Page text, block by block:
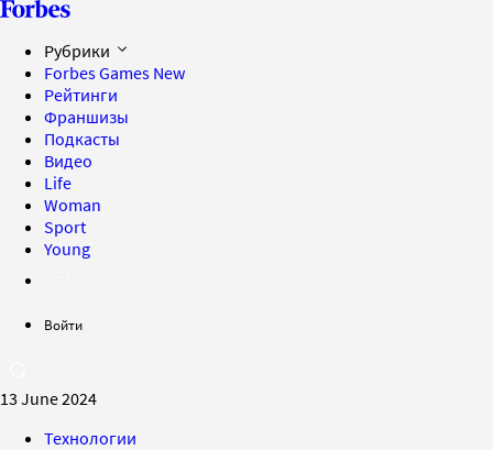
Рубрики
Forbes Games New
Рейтинги
Франшизы
Подкасты
Видео
Life
Woman
Sport
Young
Войти
13 June 2024
Технологии